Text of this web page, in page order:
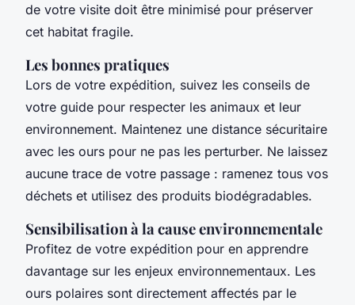
de votre visite doit être minimisé pour préserver
cet habitat fragile.
Les bonnes pratiques
Lors de votre expédition, suivez les conseils de
votre guide pour respecter les animaux et leur
environnement. Maintenez une distance sécuritaire
avec les ours pour ne pas les perturber. Ne laissez
aucune trace de votre passage : ramenez tous vos
déchets et utilisez des produits biodégradables.
Sensibilisation à la cause environnementale
Profitez de votre expédition pour en apprendre
davantage sur les enjeux environnementaux. Les
ours polaires sont directement affectés par le